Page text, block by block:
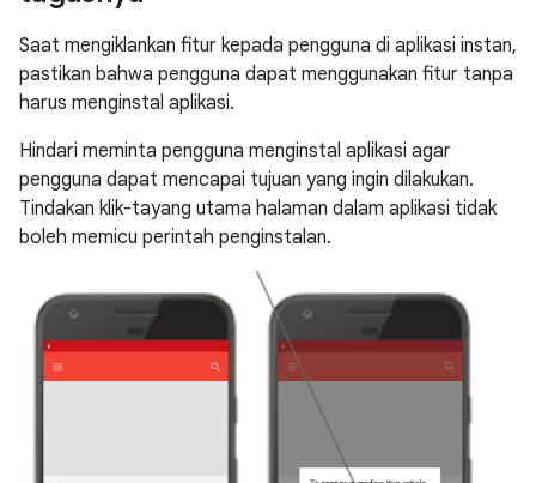
Saat mengiklankan fitur kepada pengguna di aplikasi instan,
pastikan bahwa pengguna dapat menggunakan fitur tanpa
harus menginstal aplikasi.
Hindari meminta pengguna menginstal aplikasi agar
pengguna dapat mencapai tujuan yang ingin dilakukan.
Tindakan klik-tayang utama halaman dalam aplikasi tidak
boleh memicu perintah penginstalan.